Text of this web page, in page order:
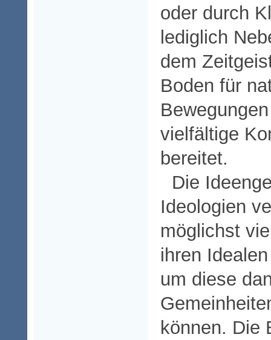
oder durch
lediglich
dem
Boden für
vielfältige
bereitet.
Die
Ideologien
möglichst
ihren
um diese
können. Die